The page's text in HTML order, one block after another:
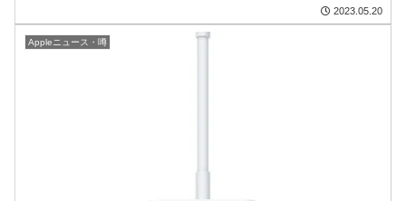
2023.05.20
Appleニュース・噂